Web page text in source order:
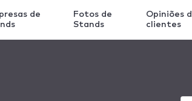
de
Fotos de
Stands
Opiniões
clientes